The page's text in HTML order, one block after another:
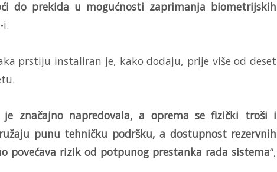
do prekida u mogućnosti zaprimanja biometrijskih
i.
prstiju instaliran je, kako dodaju, prije više od deset
značajno napredovala, a oprema se fizički troši i
punu tehničku podršku, a dostupnost rezervnih
povećava rizik od potpunog prestanka rada sistema“,